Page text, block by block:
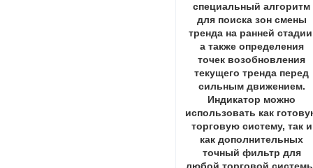
специальный алгоритм
для поиска зон смены
тренда на ранней
а также определения
точек возобновления
текущего тренда перед
сильным движением.
Индикатор можно
использовать как
торговую систему, так и
как дополнительных
точный фильтр для